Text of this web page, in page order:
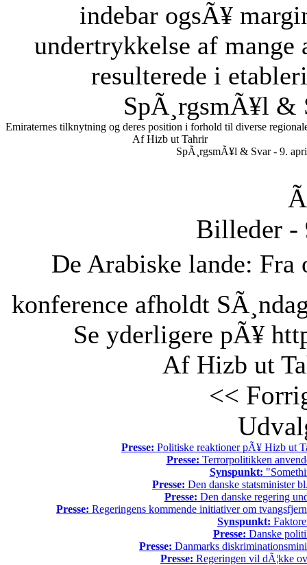
indebar ogsÃ¥
undertrykkelse af
resulterede i
SpÃ¸rgsmÃ¥l &
Emiraternes tilknytning og deres position i forhold til diverse
Af Hizb ut Tahrir
SpÃ¸rgsmÃ¥l & Svar - 9.
Billeder -
De Arabiske lande: Fra
konference afholdt
Se yderligere pÃ¥
Af Hizb ut
<<
Presse: Politiske reaktioner pÃ¥ Hizb ut
Presse: Terrorpolitikken
Synspunkt:
Presse: Den danske statsminister
Presse: Den danske regering
Presse: Regeringens kommende initiativer om
Synspunkt:
Presse: Danske
Presse: Danmarks
Presse: Regeringen vil dÃ¦kke